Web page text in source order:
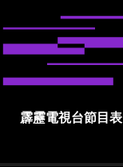
霹靂電視台節目表